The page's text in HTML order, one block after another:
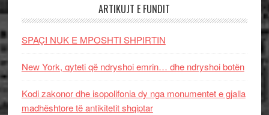
ARTIKUJT E FUNDIT
SPAÇI NUK E MPOSHTI SHPIRTIN
New York, qyteti që ndryshoi emrin… dhe ndryshoi botën
Kodi zakonor dhe isopolifonia dy nga monumentet e gjalla
madhështore të antikitetit shqiptar